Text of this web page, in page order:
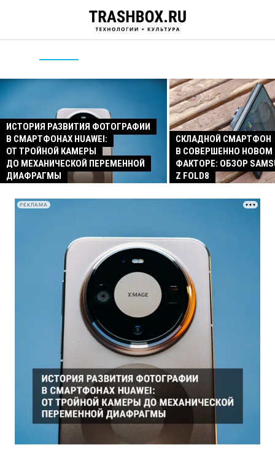
ИСТОРИЯ РАЗВИТИЯ ФОТОГРАФИИ
В СМАРТФОНАХ HUAWEI:
ОТ ТРОЙНОЙ КАМЕРЫ
ДО МЕХАНИЧЕСКОЙ ПЕРЕМЕННОЙ
ДИАФРАГМЫ
СКЛАДНОЙ СМАРТФОН
В СОВЕРШЕННО
ФАКТОРЕ: ОБЗОР
Z FOLD8
РЕКЛАМА